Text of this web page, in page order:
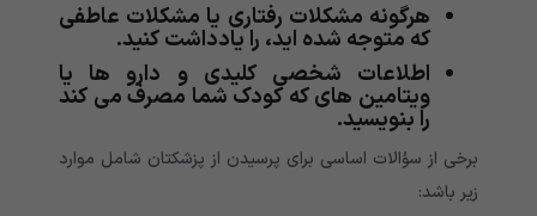
هرگونه مشکلات رفتاری یا مشکلات عاطفی
که متوجه شده اید، را یادداشت کنید.
اطلاعات شخصی کلیدی و دارو ها یا
ویتامین های که کودک شما مصرف می کند
را بنویسید.
برخی از سؤالات اساسی برای پرسیدن از پزشکتان شامل موارد
زیر باشد: